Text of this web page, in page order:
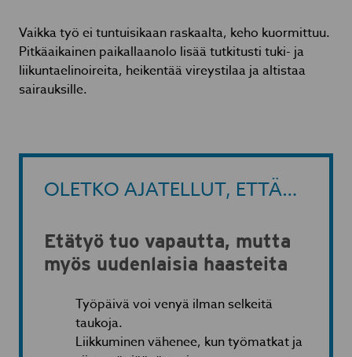
Vaikka työ ei tuntuisikaan raskaalta, keho kuormittuu.
Pitkäaikainen paikallaanolo lisää tutkitusti tuki- ja
liikuntaelinoireita, heikentää vireystilaa ja altistaa
sairauksille.
OLETKO AJATELLUT, ETTÄ…
Etätyö tuo vapautta, mutta
myös uudenlaisia haasteita
Työpäivä voi venyä ilman selkeitä
taukoja.
Liikkuminen vähenee, kun työmatkat ja